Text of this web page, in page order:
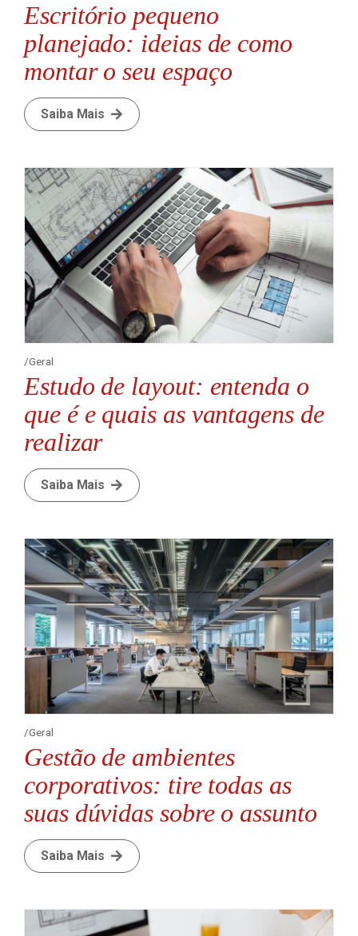
Escritório pequeno
planejado: ideias de como
montar o seu espaço
Saiba Mais
Geral
Estudo de layout: entenda o
que é e quais as vantagens de
realizar
Saiba Mais
Geral
Gestão de ambientes
corporativos: tire todas as
suas dúvidas sobre o assunto
Saiba Mais